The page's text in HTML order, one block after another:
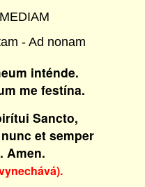
- Ad nonam
inténde.
me festína.
Sancto,
et semper
Amen.